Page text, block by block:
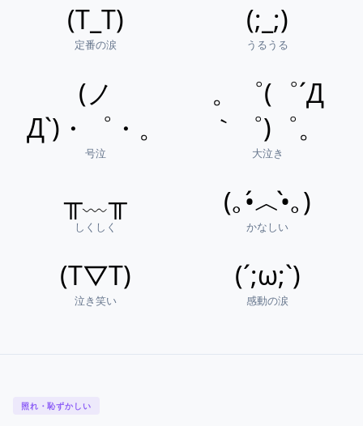
(T_T)
定番の涙
(;_;)
うるうる
(ノ
Д`)・゜・。
号泣
。゜(゜´Д
｀゜)゜。
大泣き
╥﹏╥
しくしく
(｡•́︿•̀｡)
かなしい
(T▽T)
泣き笑い
(´;ω;`)
感動の涙
照れ・恥ずかしい